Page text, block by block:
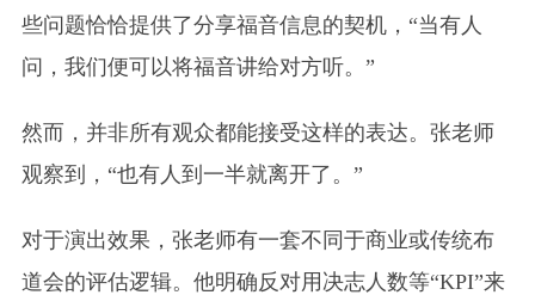
些问题恰恰提供了分享福音信息的契机，“当有人
问，我们便可以将福音讲给对方听。”
然而，并非所有观众都能接受这样的表达。张老师
观察到，“也有人到一半就离开了。”
对于演出效果，张老师有一套不同于商业或传统布
道会的评估逻辑。他明确反对用决志人数等“KPI”来